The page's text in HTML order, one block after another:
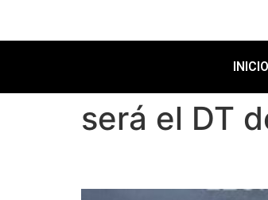
INICIO
será el DT